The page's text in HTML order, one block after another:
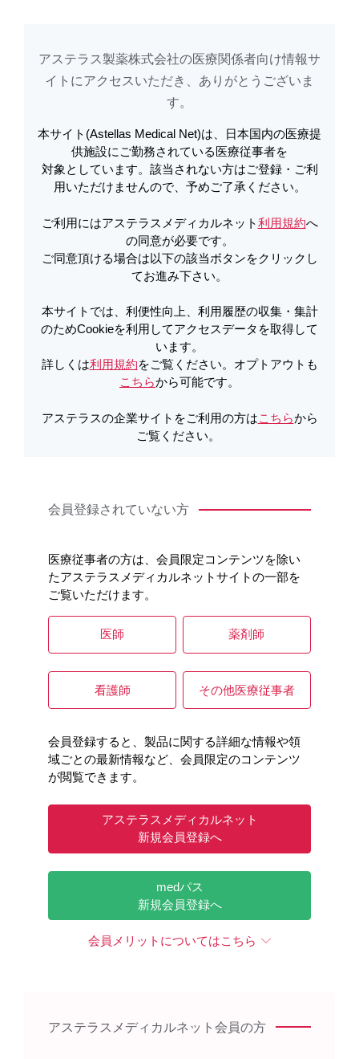
アステラスメディカルネットでは、利便性向上、利用履歴の収集・集計のた
Cookieを利用してアクセスデータを取得しています。詳しくは 利用規約
メールで共有
役立つテンプレート・素材集
インフォームド・コンセントに使えるテンプ
レート集
素材集：患者さん説明用臓器（名称なし） －運動器系
全身（外形）
［GNN101］
全身（骨格）
顔（外形）
［GNN103］
頭部骨格
［GNN104］
アステラス製薬株式会社の医療関係者向け情報サ
イトに​アクセスいただき、ありがとうございま
す。​
本サイト(Astellas Medical Net)は、日本国内の医療提
供施設にご勤務されている医療従事者を
対象としています。該当されない方はご登録・ご利
用いただけませんので、予めご了承ください。
ご利用にはアステラスメディカルネット利用規約へ
の同意が必要です。
ご同意頂ける場合は以下の該当ボタンをクリックし
てお進み下さい。
本サイトでは、利便性向上、利用履歴の収集・集計
のためCookieを利用してアクセスデータを取得して
います。
詳しくは利用規約をご覧ください。オプトアウトも
こちらから可能です。
アステラスの企業サイトをご利用の方はこちらから
ご覧ください。
会員登録されていない方
医療従事者の方は、会員限定コンテンツを除い
たアステラスメディカルネットサイトの一部を
ご覧いただけます。
医師 薬剤師
看護師 その他医療従事者
会員登録すると、製品に関する詳細な情報や領
域ごとの最新情報など、会員限定のコンテンツ
が閲覧できます。
アステラスメディカルネット
新規会員登録へ
medパス
新規会員登録へ
会員メリットについてはこちら
アステラスメディカルネット会員の方